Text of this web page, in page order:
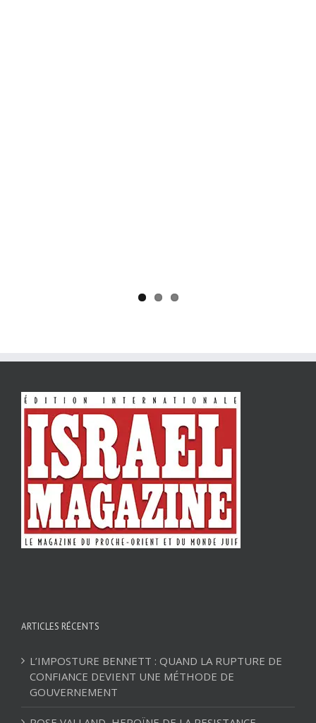
ARTICLES RÉCENTS
L’IMPOSTURE BENNETT : QUAND LA RUPTURE DE
CONFIANCE DEVIENT UNE MÉTHODE DE
GOUVERNEMENT